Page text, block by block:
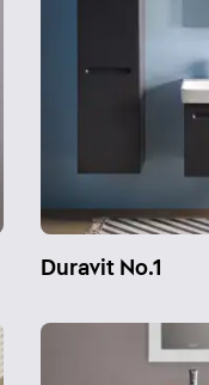
Duravit No.1